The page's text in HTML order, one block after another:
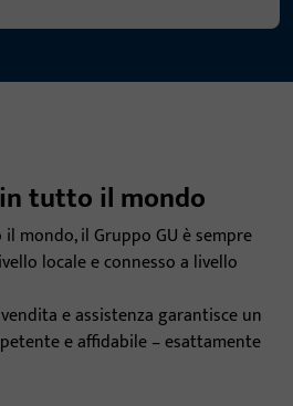
tutto il mondo
mondo, il Gruppo GU è sempre
locale e connesso a livello
e assistenza garantisce un
e affidabile – esattamente